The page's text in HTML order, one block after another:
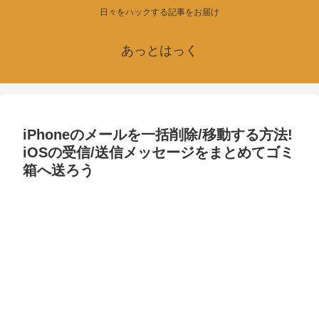
日々をハックする記事をお届け
あっとはっく
iPhoneのメールを一括削除/移動する方法!
iOSの受信/送信メッセージをまとめてゴミ
箱へ送ろう